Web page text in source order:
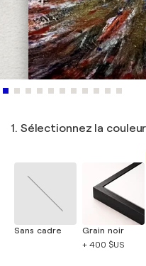
1. Sélectionnez la couleur
Sans cadre
Grain noir
+ 400 $US